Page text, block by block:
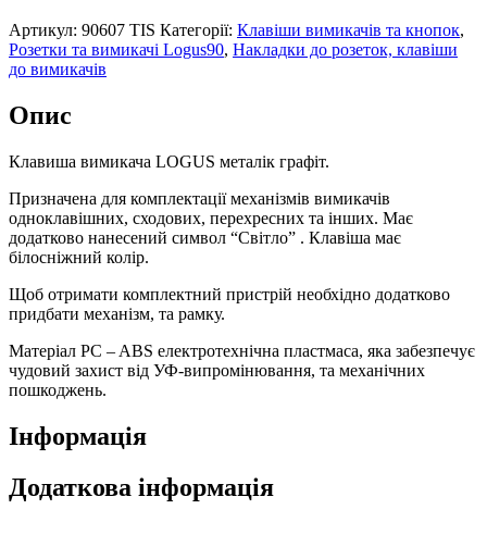
Артикул: 90607 TIS Категорії: Клавіши вимикачів та кнопок,
Розетки та вимикачі Logus90, Накладки до розеток, клавіши
до вимикачів
Опис
Клавиша вимикача LOGUS металік графіт.
Призначена для комплектації механізмів вимикачів
одноклавішних, сходових, перехресних та інших. Має
додатково нанесений символ “Світло” . Клавіша має
білосніжний колір.
Щоб отримати комплектний пристрій необхідно додатково
придбати механізм, та рамку.
Матеріал PC – ABS електротехнічна пластмаса, яка забезпечує
чудовий захист від УФ-випромінювання, та механічних
пошкоджень.
Інформація
Додаткова інформація